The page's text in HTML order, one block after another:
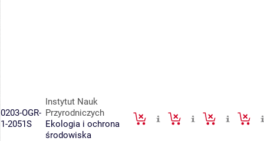
0203-OGR-
1-2051S
Instytut Nauk
Przyrodniczych
Ekologia i ochrona
środowiska